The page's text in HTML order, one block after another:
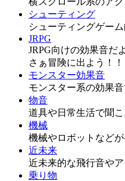
シューティング
シューティングゲー
JRPG
JRPG向けの効果音だよ
さぁ冒険に出よう！！
モンスター効果音
モンスター系の効果
物音
道具や日常生活で聞
機械
機械やロボットなど
近未来
近未来的な飛行音や
乗り物